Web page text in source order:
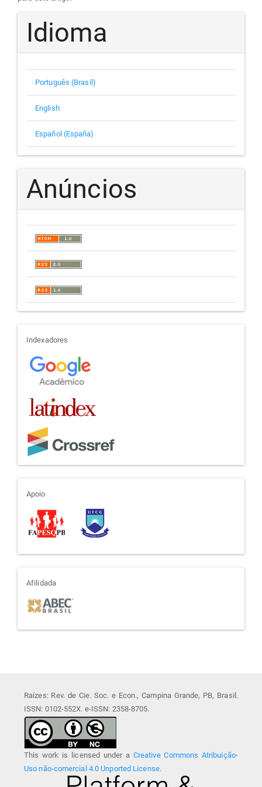
Idioma
Português (Brasil)
English
Español (España)
Anúncios
indexadores
Indexadores
apoio
Apoio
afiliada
Afilidada
Raízes: Rev. de Cie. Soc. e Econ., Campina Grande, PB, Brasil.
ISSN: 0102-552X. e-ISSN: 2358-8705.
This work is licensed under a Creative Commons Atribuição-
Uso não-comercial 4.0 Unported License.